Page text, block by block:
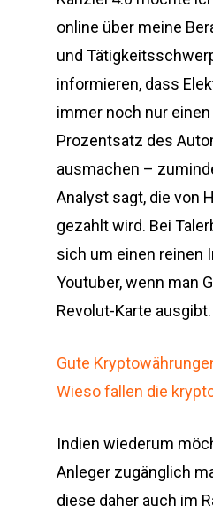
online über meine
und
informieren, dass
immer noch nur
Prozentsatz des
ausmachen –
Analyst sagt, die von
gezahlt wird. Bei
sich um einen reinen
Youtuber, wenn man
Revolut-Karte ausgibt.
Gute
Wieso fallen die
Indien wiederum
Anleger zugänglich
diese daher auch im